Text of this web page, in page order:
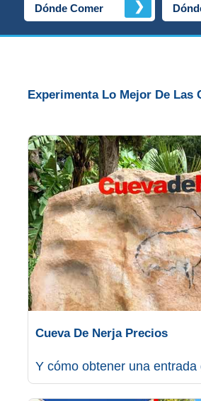
Costeros
COSTA
Nerja
Frigiliana
Maro
Estepona
Mijas
PROVINCES
Granada
Dónde Comer ❯
Experimenta Lo Mejor De Las
Cueva De Nerja Precios
Y cómo obtener una entrada